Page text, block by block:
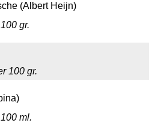
(Albert Heijn)
gr.
100 gr.
ml.